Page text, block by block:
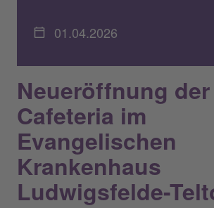
01.04.2026
Neueröffnung der
Cafeteria im
Evangelischen
Krankenhaus
Ludwigsfelde-